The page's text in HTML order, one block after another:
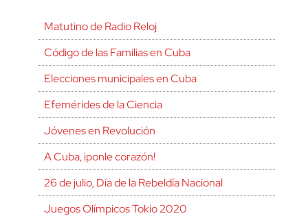
Matutino de Radio Reloj
Código de las Familias en Cuba
Elecciones municipales en Cuba
Efemérides de la Ciencia
Jóvenes en Revolución
A Cuba, ¡ponle corazón!
26 de julio, Día de la Rebeldía Nacional
Juegos Olímpicos Tokio 2020